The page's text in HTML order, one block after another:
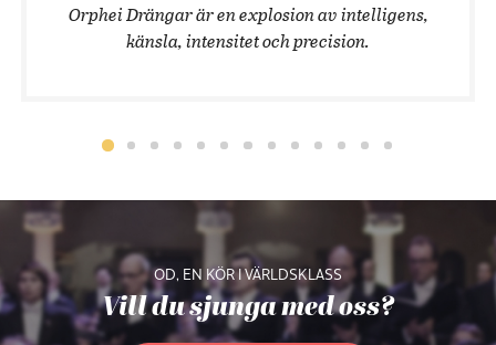
Orphei Drängar är en explosion av intelligens,
känsla, intensitet och precision.
OD, EN KÖR I VÄRLDSKLASS
Vill du sjunga med oss?